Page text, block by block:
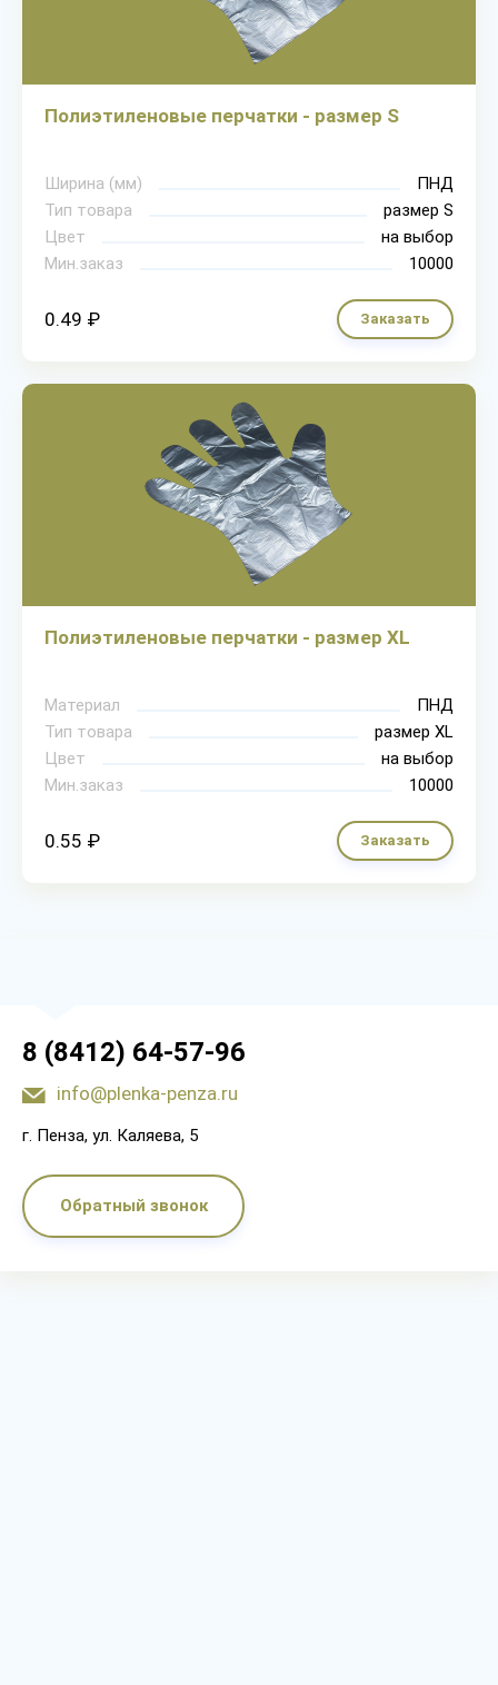
Полиэтиленовые перчатки - размер S
Ширина (мм)
ПНД
Тип товара
размер S
Цвет
на выбор
Мин.заказ
10000
0.49 ₽ Заказать
Полиэтиленовые перчатки - размер XL
Материал
ПНД
Тип товара
размер XL
Цвет
на выбор
Мин.заказ
10000
0.55 ₽ Заказать
8 (8412) 64-57-96
info@plenka-penza.ru
г. Пенза, ул. Каляева, 5
Обратный звонок